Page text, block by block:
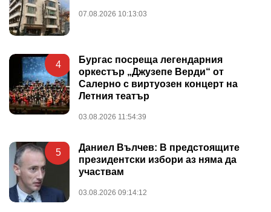
07.08.2026 10:13:03
4
Бургас посреща легендарния
оркестър „Джузепе Верди“ от
Салерно с виртуозен концерт на
Летния театър
03.08.2026 11:54:39
5
Даниел Вълчев: В предстоящите
президентски избори аз няма да
участвам
03.08.2026 09:14:12